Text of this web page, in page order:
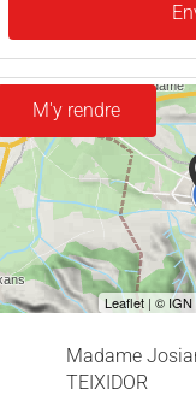
M'y rendre
Madame
TEIXIDOR